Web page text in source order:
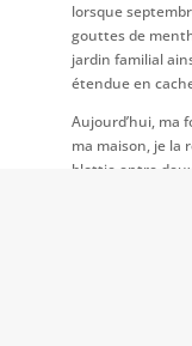
lorsque
gouttes de
jardin familial
étendue en
Aujourd’hui, ma
ma maison, je la
blottie entre